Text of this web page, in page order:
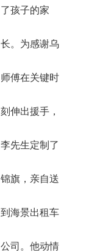
了孩子的家
长。为感谢乌
师傅在关键时
刻伸出援手，
李先生定制了
锦旗，亲自送
到海景出租车
公司。他动情